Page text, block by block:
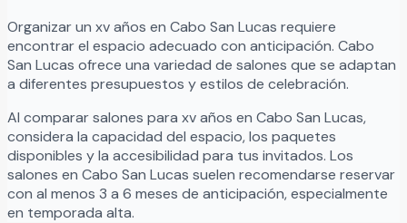
Organizarun xv años en Cabo San Lucas requiere
encontrar el espacio adecuado con anticipación. Cabo
San Lucas ofrece una variedad de salones que se adaptan
a diferentes presupuestos y estilos de celebración.
Al comparar salones para xv años en Cabo San Lucas,
considera la capacidad del espacio, los paquetes
disponibles y la accesibilidad para tus invitados. Los
salones en Cabo San Lucas suelen recomendarse reservar
con al menos 3 a 6 meses de anticipación, especialmente
en temporada alta.